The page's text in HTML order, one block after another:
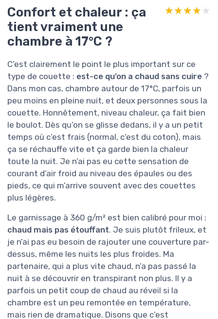
Confort et chaleur : ça
tient vraiment une
chambre à 17°C ?
★★★★★
★★★★★
C’est clairement le point le plus important sur ce
type de couette : est-ce qu’on a chaud sans cuire ?
Dans mon cas, chambre autour de 17°C, parfois un
peu moins en pleine nuit, et deux personnes sous la
couette. Honnêtement, niveau chaleur, ça fait bien
le boulot. Dès qu’on se glisse dedans, il y a un petit
temps où c’est frais (normal, c’est du coton), mais
ça se réchauffe vite et ça garde bien la chaleur
toute la nuit. Je n’ai pas eu cette sensation de
courant d’air froid au niveau des épaules ou des
pieds, ce qui m’arrive souvent avec des couettes
plus légères.
Le garnissage à 360 g/m² est bien calibré pour moi :
chaud mais pas étouffant. Je suis plutôt frileux, et
je n’ai pas eu besoin de rajouter une couverture par-
dessus, même les nuits les plus froides. Ma
partenaire, qui a plus vite chaud, n’a pas passé la
nuit à se découvrir en transpirant non plus. Il y a
parfois un petit coup de chaud au réveil si la
chambre est un peu remontée en température,
mais rien de dramatique. Disons que c’est